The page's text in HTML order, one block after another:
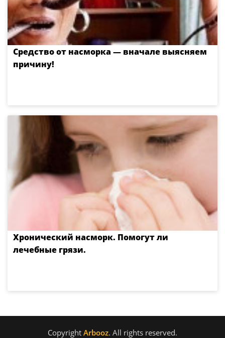
Средство от насморка — вначале выясняем
причину!
Хронический насморк. Помогут ли
лечебные грязи.
Copyright Arbooz. All rights reserved.